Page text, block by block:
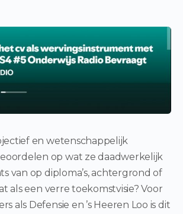
en wetenschappelijk
op wat ze daadwerkelijk
van op diploma’s, achtergrond of
als een verre toekomstvisie? Voor
als Defensie en ’s Heeren Loo is dit